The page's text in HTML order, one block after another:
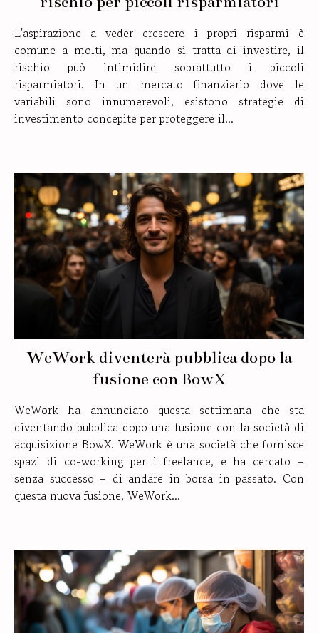
L'aspirazione a veder crescere i propri risparmi è
comune a molti, ma quando si tratta di investire, il
rischio può intimidire soprattutto i piccoli
risparmiatori. In un mercato finanziario dove le
variabili sono innumerevoli, esistono strategie di
investimento concepite per proteggere il...
WeWork diventerà pubblica dopo la
fusione con BowX
WeWork ha annunciato questa settimana che sta
diventando pubblica dopo una fusione con la società di
acquisizione BowX. WeWork è una società che fornisce
spazi di co-working per i freelance, e ha cercato –
senza successo – di andare in borsa in passato. Con
questa nuova fusione, WeWork...